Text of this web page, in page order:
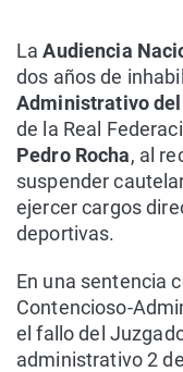
LaAudiencia
dos años de
Administrativo del
de la Real
Pedro Rocha, al
suspender
ejercer cargos
deportivas.
En una sentencia
Contencioso-
el fallo del
administrativo 2